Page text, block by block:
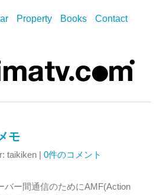
Property Books
Contact
モ
taikiken | 0件のコメント
バー間通信のためにAMF(Action